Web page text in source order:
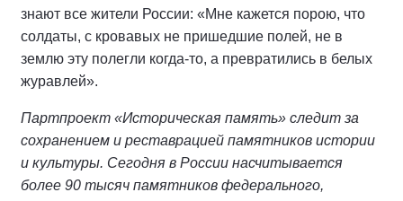
знают все жители России: «Мне кажется порою, что
солдаты, с кровавых не пришедшие полей, не в
землю эту полегли когда-то, а превратились в белых
журавлей».
Партпроект «Историческая память» следит за
сохранением и реставрацией памятников истории
и культуры. Сегодня в России насчитывается
более 90 тысяч памятников федерального,